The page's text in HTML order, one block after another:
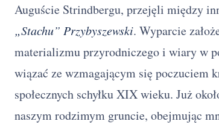
Auguście Strindbergu, przejęli między
„Stachu” Przybyszewski. Wyparcie
materializmu przyrodniczego i wiary w
wiązać ze wzmagającym się poczuciem
społecznych schyłku XIX wieku. Już
naszym rodzimym gruncie, obejmując